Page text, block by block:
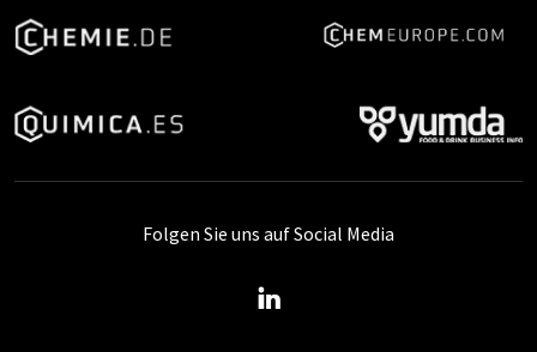
Folgen Sie uns auf Social Media